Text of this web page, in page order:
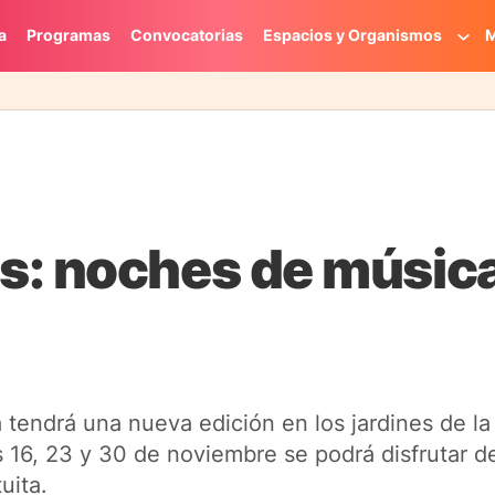
Programas Convocatorias Espacios y Organismos
noches de
una nueva edición en los jardines de
23 y 30 de noviembre se podrá disfrutar